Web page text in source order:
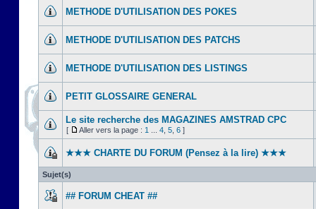
METHODE D'UTILISATION DES POKES
METHODE D'UTILISATION DES PATCHS
METHODE D'UTILISATION DES LISTINGS
PETIT GLOSSAIRE GENERAL
Le site recherche des MAGAZINES AMSTRAD CPC
[ Aller vers la page : 1 4 5 6 ]
★★★ CHARTE DU FORUM (Pensez à la lire) ★★★
Sujet(s)
## FORUM CHEAT ##